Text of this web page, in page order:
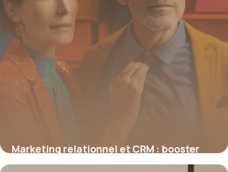
Marketing relationnel et CRM : booster
durablement l’engagement client